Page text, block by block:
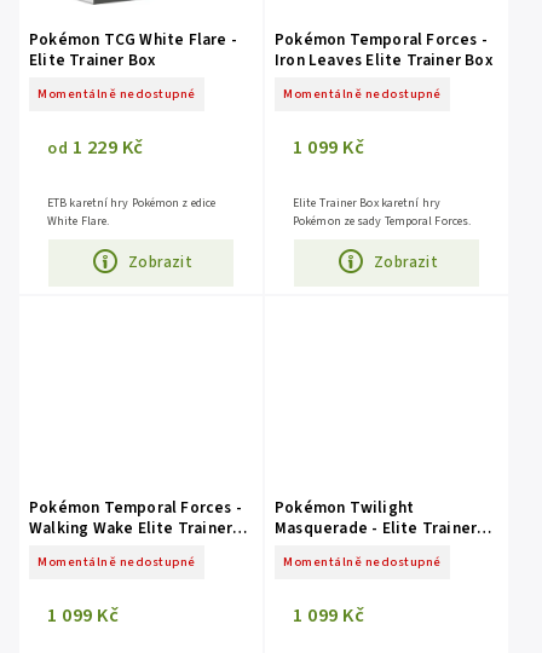
Pokémon TCG White Flare -
Elite Trainer Box
Momentálně nedostupné
od 1 229 Kč
Zobrazit
ETB karetní hry Pokémon z edice
White Flare.
Pokémon Temporal Forces -
Iron Leaves Elite Trainer Box
Momentálně nedostupné
1 099 Kč
Zobrazit
Elite Trainer Box karetní hry
Pokémon ze sady Temporal Forces.
Pokémon Temporal Forces -
Walking Wake Elite Trainer
Momentálně nedostupné
1 099 Kč
Pokémon Twilight
Masquerade - Elite Trainer
Momentálně nedostupné
1 099 Kč